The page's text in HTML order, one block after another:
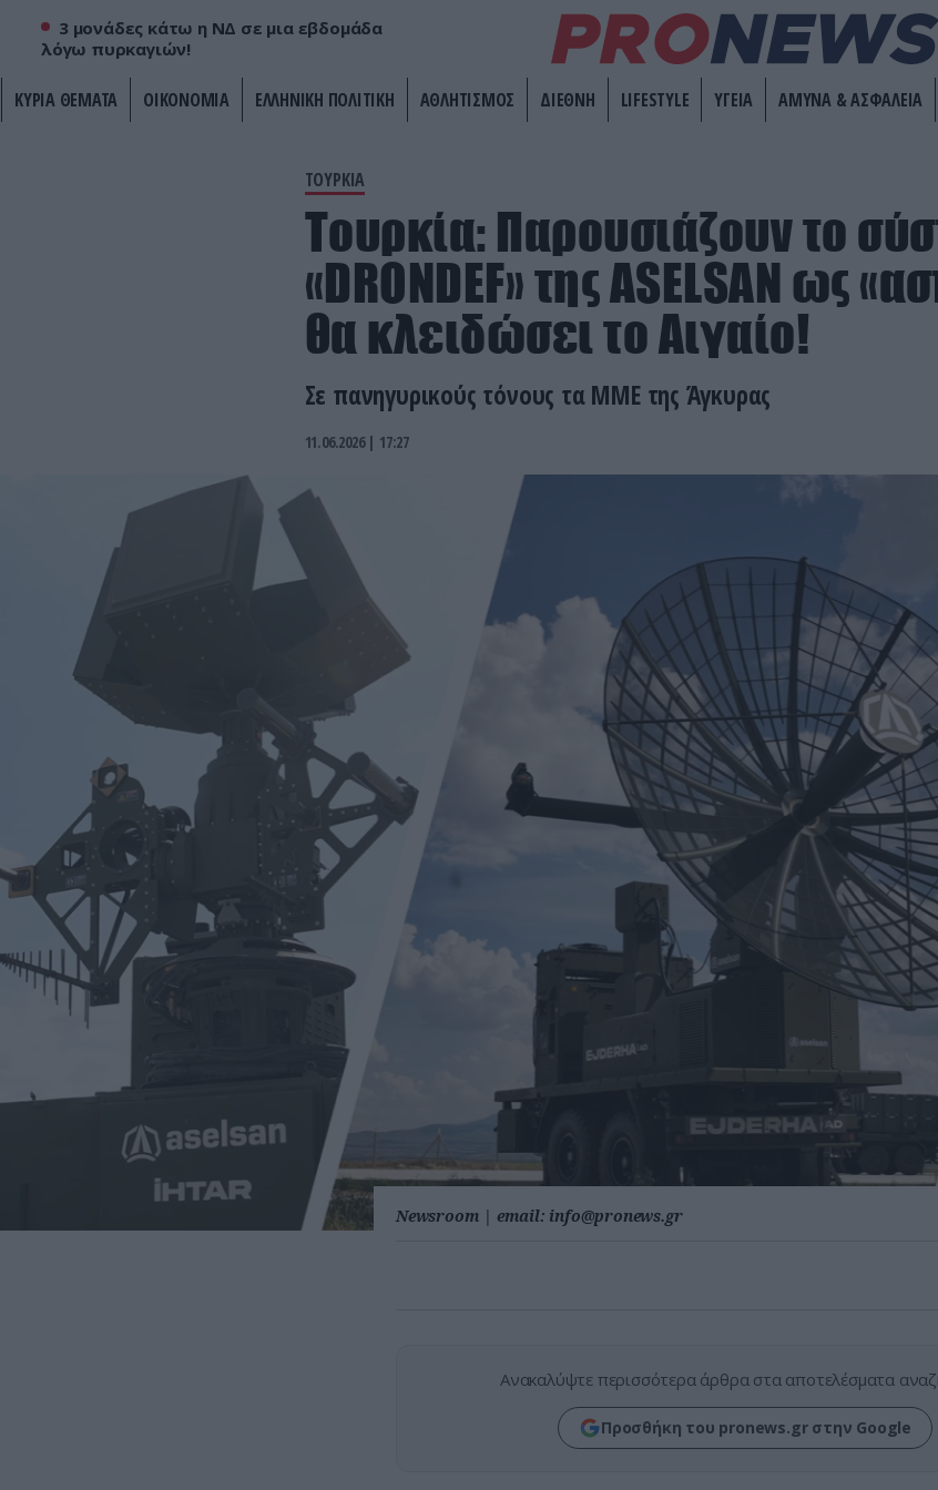
3 μονάδες κάτω η ΝΔ σε μια εβδομάδα
λόγω πυρκαγιών!
ΚΥΡΙΑ ΘΕΜΑΤΑ ΟΙΚΟΝΟΜΙΑ ΕΛΛΗΝΙΚΗ ΠΟΛΙΤΙΚΗ ΑΘΛΗΤΙΣΜΟΣ ΔΙΕΘΝΗ LIFESTYLE ΥΓΕΙΑ ΑΜΥΝΑ & ΑΣΦΑΛΕΙΑ
ΤΟΥΡΚΙΑ
Τουρκία: Παρουσιάζουν το
«DRONDEF» της ASELSAN ως
θα κλειδώσει το Αιγαίο!
Σε πανηγυρικούς τόνους τα ΜΜΕ της Άγκυρας
11.06.2026 | 17:27
Newsroom | email: info@pronews.gr
Ανακαλύψτε περισσότερα άρθρα στα αποτελέσματα
Προσθήκη του pronews.gr στην Google